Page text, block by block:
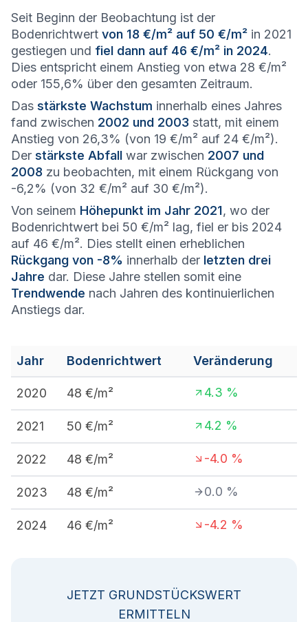
Seit Beginn der Beobachtung ist der
Bodenrichtwert von 18 €/m² auf 50 €/m² in 2021
gestiegen und fiel dann auf 46 €/m² in 2024.
Dies entspricht einem Anstieg von etwa 28 €/m²
oder 155,6% über den gesamten Zeitraum.
Das stärkste Wachstum innerhalb eines Jahres
fand zwischen 2002 und 2003 statt, mit einem
Anstieg von 26,3% (von 19 €/m² auf 24 €/m²).
Der stärkste Abfall war zwischen 2007 und
2008 zu beobachten, mit einem Rückgang von
-6,2% (von 32 €/m² auf 30 €/m²).
Von seinem Höhepunkt im Jahr 2021, wo der
Bodenrichtwert bei 50 €/m² lag, fiel er bis 2024
auf 46 €/m². Dies stellt einen erheblichen
Rückgang von -8% innerhalb der letzten drei
Jahre dar. Diese Jahre stellen somit eine
Trendwende nach Jahren des kontinuierlichen
Anstiegs dar.
Jahr Bodenrichtwert Veränderung
2020 48 €/m² 4.3 %
2021 50 €/m² 4.2 %
2022 48 €/m² -4.0 %
2023 48 €/m² 0.0 %
2024 46 €/m² -4.2 %
JETZT GRUNDSTÜCKSWERT
ERMITTELN